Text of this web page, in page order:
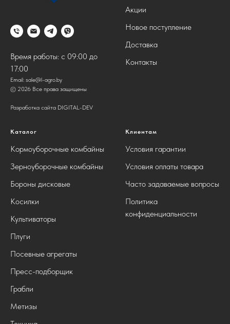
Время работы: с 09:00 до
17:00
Email: sale@l-agro.by
© 2026 Все права защищены
Разработка сайта DIGITAL-DEV
Акции
Новое поступление
Доставка
Контакты
Каталог
Кормоуборочные комбайны
Зерноуборочные комбайны
Бороны дисковые
Косилки
Культиваторы
Плуги
Посевные агрегаты
Пресс-подборщик
Грабли
Метизы
Клиентам
Условия гарантии
Условия оплаты товара
Часто задаваемые вопросы
Политика
конфиденциальности